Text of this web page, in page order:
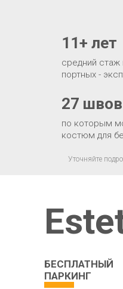
по которым
костюм для
27 швов
средний стаж
портных -
11+ лет
Уточняйте
БЕСПЛАТНЫЙ
ПАРКИНГ